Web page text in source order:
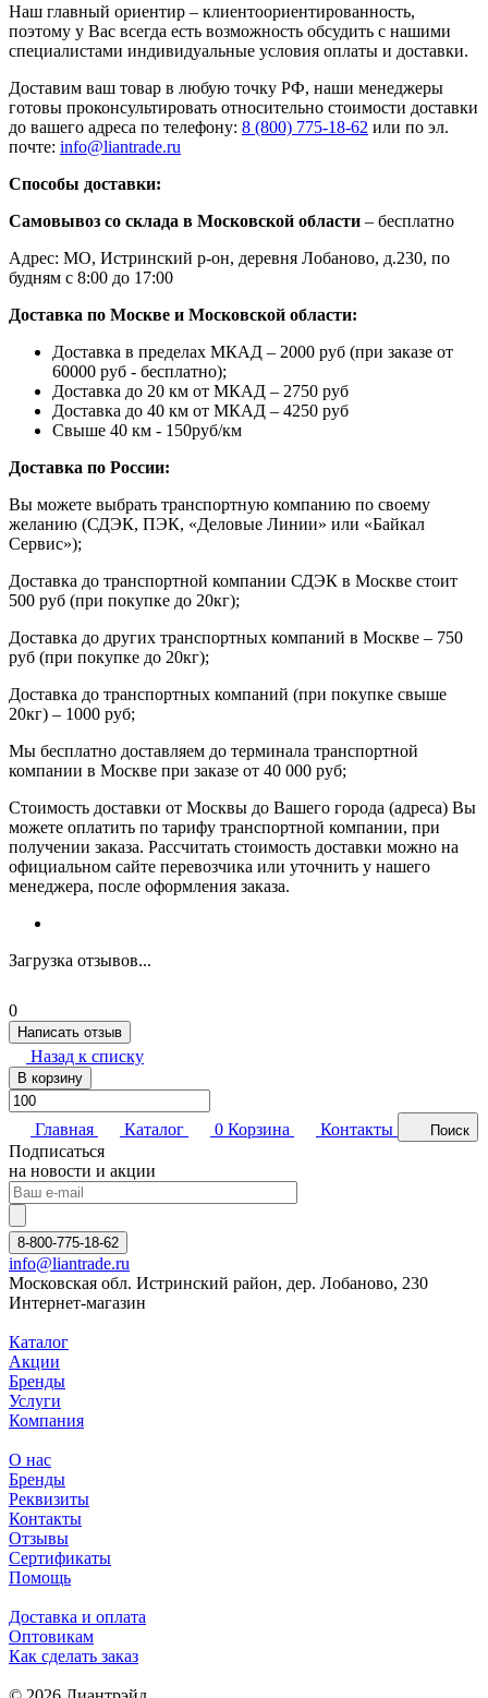
Наш главный ориентир – клиентоориентированность,
поэтому у Вас всегда есть возможность обсудить с нашими
специалистами индивидуальные условия оплаты и доставки.
Доставим ваш товар в любую точку РФ, наши менеджеры
готовы проконсультировать относительно стоимости доставки
до вашего адреса по телефону: 8 (800) 775-18-62 или по эл.
почте: info@liantrade.ru
Способы доставки:
Самовывоз со склада в Московской области – бесплатно
Адрес: МО, Истринский р-он, деревня Лобаново, д.230, по
будням с 8:00 до 17:00
Доставка по Москве и Московской области:
Доставка в пределах МКАД – 2000 руб (при заказе от
60000 руб - бесплатно);
Доставка до 20 км от МКАД – 2750 руб
Доставка до 40 км от МКАД – 4250 руб
Свыше 40 км - 150руб/км
Доставка по России:
Вы можете выбрать транспортную компанию по своему
желанию (СДЭК, ПЭК, «Деловые Линии» или «Байкал
Сервис»);
Доставка до транспортной компании СДЭК в Москве стоит
500 руб (при покупке до 20кг);
Доставка до других транспортных компаний в Москве – 750
руб (при покупке до 20кг);
Доставка до транспортных компаний (при покупке свыше
20кг) – 1000 руб;
Мы бесплатно доставляем до терминала транспортной
компании в Москве при заказе от 40 000 руб;
Стоимость доставки от Москвы до Вашего города (адреса) Вы
можете оплатить по тарифу транспортной компании, при
получении заказа. Рассчитать стоимость доставки можно на
официальном сайте перевозчика или уточнить у нашего
менеджера, после оформления заказа.
Загрузка отзывов...
0
Написать отзыв
Назад к списку
В корзину
Главная Каталог 0 Корзина Контакты Поиск
Подписаться
на новости и акции
8-800-775-18-62
info@liantrade.ru
Московская обл. Истринский район, дер. Лобаново, 230
Интернет-магазин
Каталог
Акции
Бренды
Услуги
Компания
О нас
Бренды
Реквизиты
Контакты
Отзывы
Сертификаты
Помощь
Доставка и оплата
Оптовикам
Как сделать заказ